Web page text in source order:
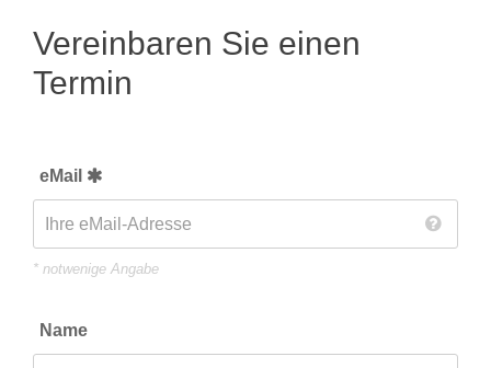
Vereinbaren Sie einen
Termin
eMail
* notwenige Angabe
Name